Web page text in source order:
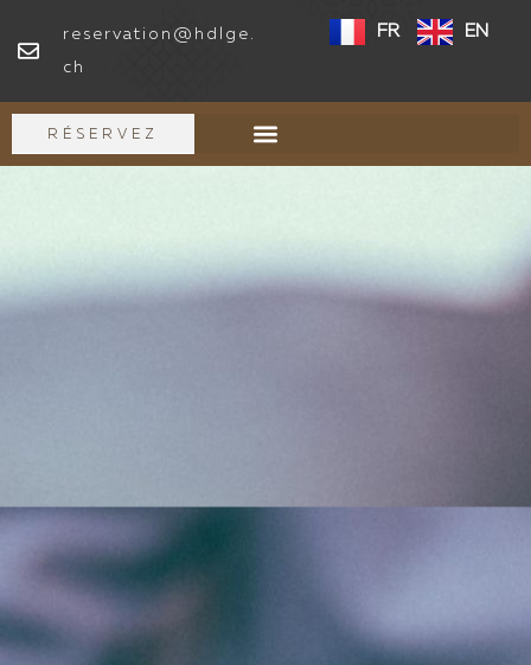
reservation@hdlge.
ch
FR EN
RÉSERVEZ